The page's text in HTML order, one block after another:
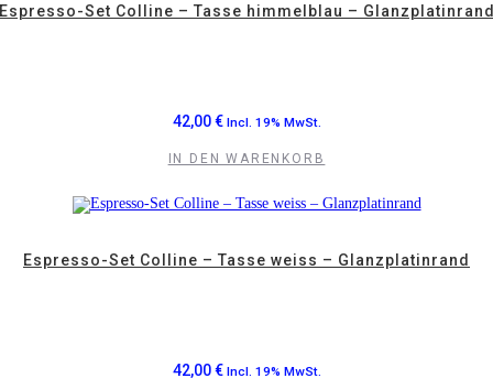
Set Colline – Tasse himmelblau –
42,00€ Incl. 19% MwSt.
IN DEN WARENKORB
Espresso-Set Colline – Tasse weiss – Glanzplatinrand
42,00€ Incl. 19% MwSt.